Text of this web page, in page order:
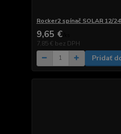
Rocker2 spínač SOLAR 12/
9,65 €
7,85 € bez DPH
Pridať